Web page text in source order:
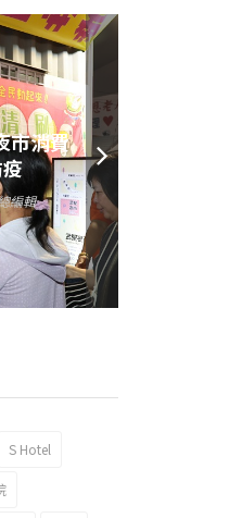
市消費
編輯
S Hotel